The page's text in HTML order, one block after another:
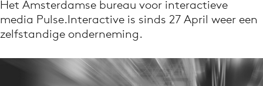
Download de app
Volg het laatste nieuws via de Adformatie
Nieuws app
Het Amsterdamse bureau voor interactieve
media Pulse.Interactive is sinds 27 April weer een
zelfstandige onderneming.